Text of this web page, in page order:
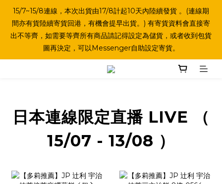
15/7~15/8連線，本次出貨由17/8計起10天內陸續發貨 。(連線期
間亦有貨陸續寄貨回港，有機會提早出貨。) 有寄貨資料會直接寄
出不等齊，如需要等齊所有商品請記得設定為儲貨，或者收到包貨
圖再決定，可以Messenger自助設定寄貨。
日本連線限定直播 LIVE （
15/07 - 13/08 ）